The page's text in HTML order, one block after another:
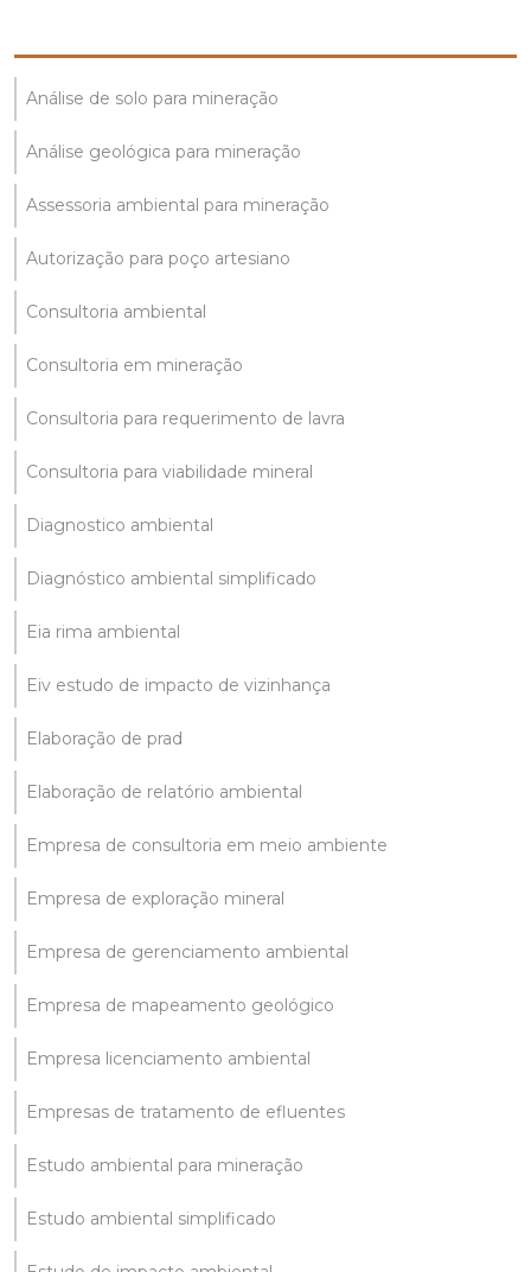
Análise de solo para mineração
Análise geológica para mineração
Assessoria ambiental para mineração
Autorização para poço artesiano
Consultoria ambiental
Consultoria em mineração
Consultoria para requerimento de lavra
Consultoria para viabilidade mineral
Diagnostico ambiental
Diagnóstico ambiental simplificado
Eia rima ambiental
Eiv estudo de impacto de vizinhança
Elaboração de prad
Elaboração de relatório ambiental
Empresa de consultoria em meio ambiente
Empresa de exploração mineral
Empresa de gerenciamento ambiental
Empresa de mapeamento geológico
Empresa licenciamento ambiental
Empresas de tratamento de efluentes
Estudo ambiental para mineração
Estudo ambiental simplificado